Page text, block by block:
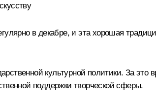
в декабре, и эта хорошая
культурной политики. За это
поддержки творческой сферы.